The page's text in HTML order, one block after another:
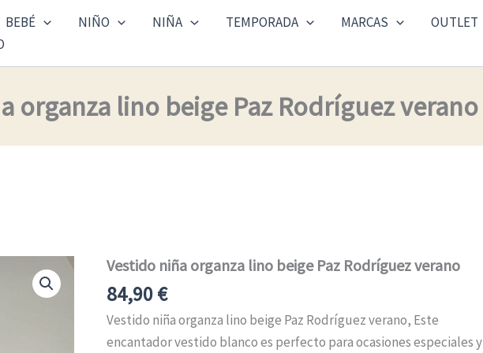
BEBÉ NIÑO NIÑA TEMPORADA MARCAS
OUTLET
organza lino beige Paz Rodríguez verano
Vestido niña organza lino beige Paz Rodríguez verano
84,90€
Vestido niña organza lino beige Paz Rodríguez verano, Este
encantador vestido blanco es perfecto para ocasiones especiales y
Vestido
organza
beige
Paz